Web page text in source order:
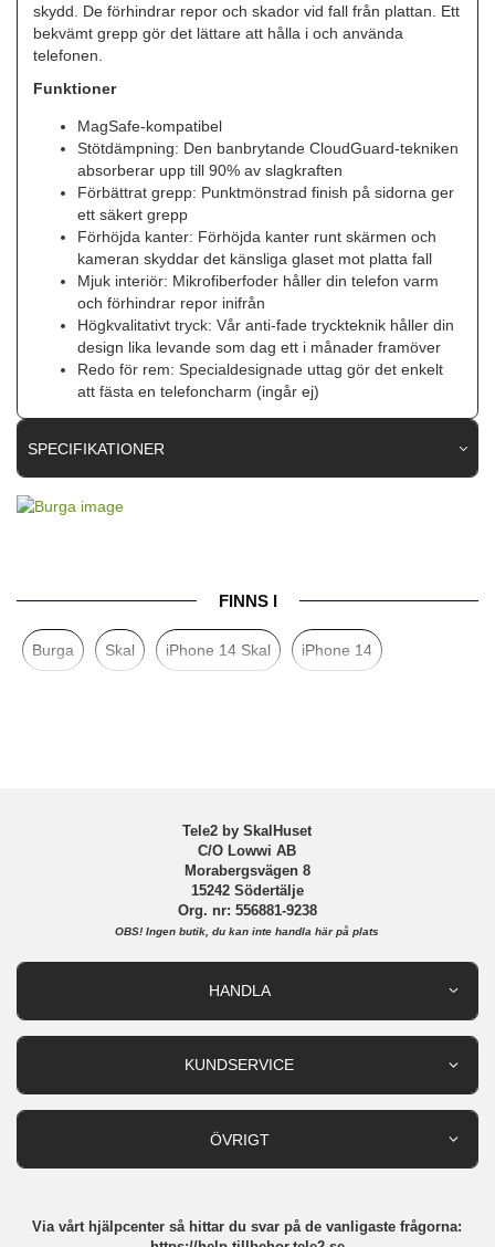
skydd. De förhindrar repor och skador vid fall från plattan. Ett
bekvämt grepp gör det lättare att hålla i och använda
telefonen.
Funktioner
MagSafe-kompatibel
Stötdämpning: Den banbrytande CloudGuard-tekniken
absorberar upp till 90% av slagkraften
Förbättrat grepp: Punktmönstrad finish på sidorna ger
ett säkert grepp
Förhöjda kanter: Förhöjda kanter runt skärmen och
kameran skyddar det känsliga glaset mot platta fall
Mjuk interiör: Mikrofiberfoder håller din telefon varm
och förhindrar repor inifrån
Högkvalitativt tryck: Vår anti-fade tryckteknik håller din
design lika levande som dag ett i månader framöver
Redo för rem: Specialdesignade uttag gör det enkelt
att fästa en telefoncharm (ingår ej)
SPECIFIKATIONER
Färg Flerfärgad
FINNS I
Burga Skal iPhone 14 Skal iPhone 14
Tele2 by SkalHuset
C/O Lowwi AB
Morabergsvägen 8
15242 Södertälje
Org. nr: 556881-9238
OBS! Ingen butik, du kan inte handla här på plats
HANDLA
KUNDSERVICE
ÖVRIGT
Integritetspolicy
Via vårt hjälpcenter så hittar du svar på de vanligaste frågorna: